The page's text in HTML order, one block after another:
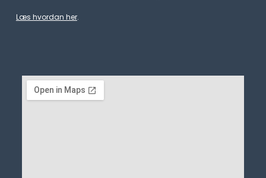
Læs hvordan her.